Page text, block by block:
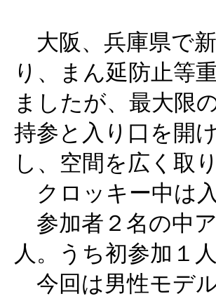
大阪、兵庫県で
り、まん延防止等
ましたが、最大限
持参と入り口を開
し、空間を広く取り
クロッキー中は
参加者２名の中
人。うち初参加１人
今回は男性モデ